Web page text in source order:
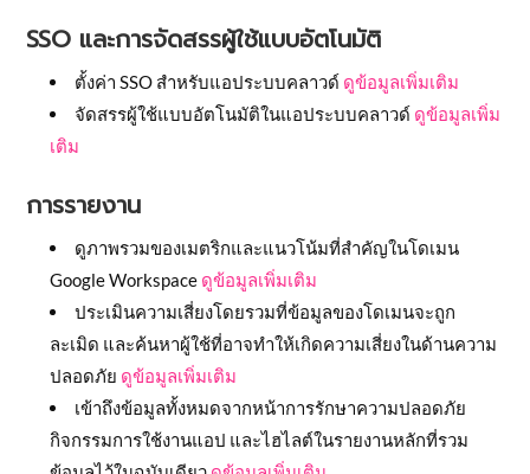
SSO และการจัดสรรผู้ใช้แบบอัตโนมัติ
ตั้งค่า SSO สำหรับแอประบบคลาวด์ ดูข้อมูลเพิ่มเติม
จัดสรรผู้ใช้แบบอัตโนมัติในแอประบบคลาวด์ ดูข้อมูลเพิ่ม
เติม
การรายงาน
ดูภาพรวมของเมตริกและแนวโน้มที่สำคัญในโดเมน
Google Workspace ดูข้อมูลเพิ่มเติม
ประเมินความเสี่ยงโดยรวมที่ข้อมูลของโดเมนจะถูก
ละเมิด และค้นหาผู้ใช้ที่อาจทำให้เกิดความเสี่ยงในด้านความ
ปลอดภัย ดูข้อมูลเพิ่มเติม
เข้าถึงข้อมูลทั้งหมดจากหน้าการรักษาความปลอดภัย
กิจกรรมการใช้งานแอป และไฮไลต์ในรายงานหลักที่รวม